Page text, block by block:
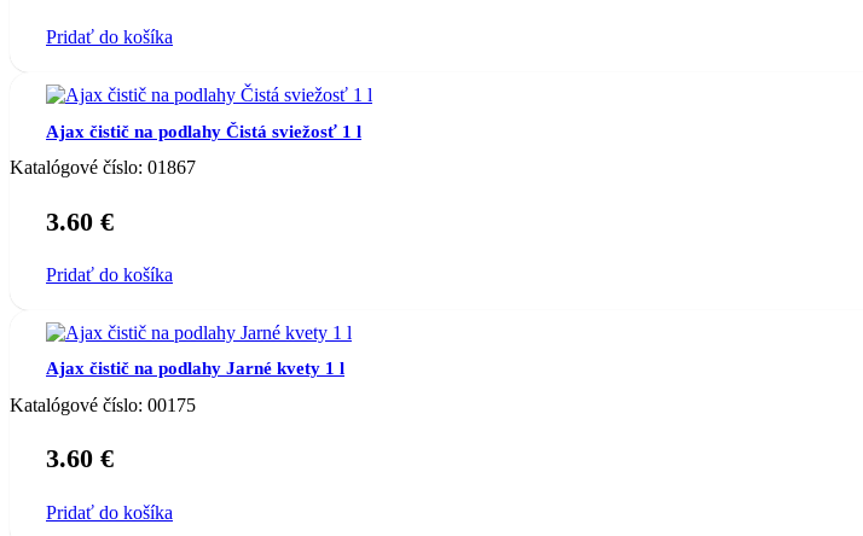
Pridať do košíka
Ajax čistič na podlahy Čistá sviežosť 1 l
Katalógové číslo: 01867
3.60 €
Pridať do košíka
Ajax čistič na podlahy Jarné kvety 1 l
Katalógové číslo: 00175
3.60 €
Pridať do košíka